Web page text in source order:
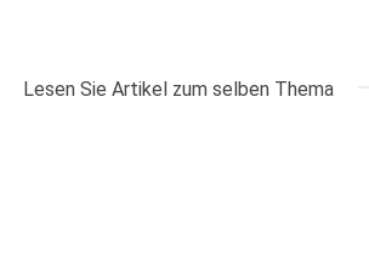
Lesen Sie Artikel zum selben Thema